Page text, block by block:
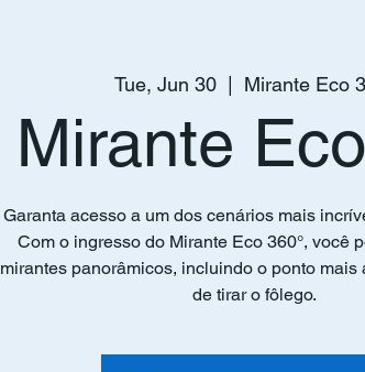
Tue, Jun 30
  |
Mirante Eco
Mirante
Garanta acesso a um dos cenários mais
Com o ingresso do Mirante Eco 360°, você
mirantes panorâmicos, incluindo o ponto mais
de tirar o fôlego.